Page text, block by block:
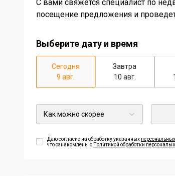
С вами свяжется специалист по
посещение предложения и
Выберите дату и время
Сегодня
9 авг.
Завтра
10 авг.
Даю согласие на обработку указанных
что ознакомлены с Политикой обработки